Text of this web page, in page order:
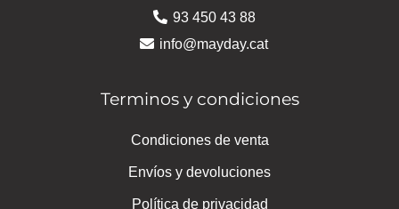
93 450 43 88
info@mayday.cat
Terminos y condiciones
Condiciones de venta
Envíos y devoluciones
Política de privacidad